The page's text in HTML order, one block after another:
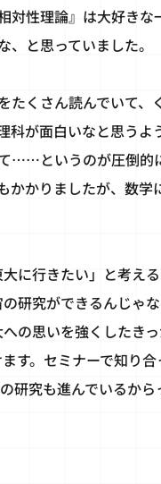
対性理論』は大好き
、と思っていました。
たくさん読んでいて
科が面白いなと思う
……というのが圧倒的
かかりましたが、数
に行きたい」と考え
研究ができるんじゃ
の思いを強くしたき
す。セミナーで知り
研究も進んでいるから